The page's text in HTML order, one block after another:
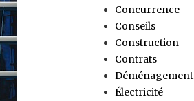
Concurrence
Conseils
Construction
Contrats
Déménagement
Électricité